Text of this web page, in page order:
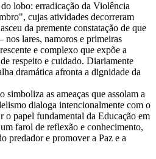
lobo: erradicação da Violência
cujas atividades decorreram
da premente constatação de que
lares, namoros e primeiras
e complexo que expõe a
respeito e cuidado. Diariamente
dramática afronta a dignidade da
as ameaças que assolam a
dialoga intencionalmente com o
o papel fundamental da Educação em
farol de reflexão e conhecimento,
predador e promover a Paz e a